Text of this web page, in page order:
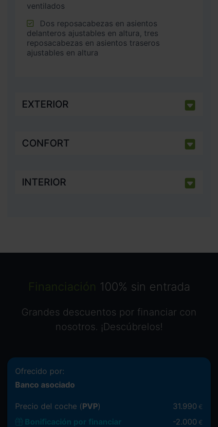
ventilados
delanteros ajustables en altura, tres
reposacabezas en asientos traseros
ajustables en altura
EXTERIOR
CONFORT
INTERIOR
Financiación 100% sin entrada
Grandes descuentos por financiar con
nosotros. ¡Descúbrelos!
Ofrecido por:
Banco asociado
Precio del coche (PVP) 31.990 €
Bonificación por financiar -2.000 €